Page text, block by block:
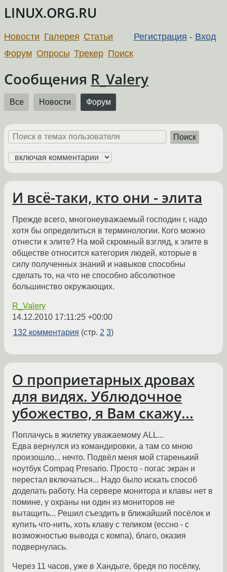
LINUX.ORG.RU
Регистрация - Вход
Новости Галерея Статьи
Форум Опросы Трекер Поиск
Сообщения R_Valery
Все Новости Форум
Поиск
И всё-таки, кто они - элита
Прежде всего, многонеуважаемый господин r, надо
хотя бы определиться в терминологии. Кого можно
отнести к элите? На мой скромный взгляд, к элите в
обществе относится категория людей, которые в
силу полученных знаний и навыков способны
сделать то, на что не способно абсолютное
большинство окружающих.
R_Valery
14.12.2010 17:11:25 +00:00
132 комментария (стр. 2 3)
О проприетарных дровах
для видях. Ублюдочное
убожество, я Вам скажу...
Поплачусь в жилетку уважаемому ALL...
Едва вернулся из командировки, а там со мною
произошло... нечто. Подвёл меня мой старенький
ноутбук Compaq Presario. Просто - погас экран и
перестал включаться... Надо было искать способ
доделать работу. На сервере монитора и клавы нет в
помине, у охраны ни один из мониторов не
вытащить... Решил съездить в ближайший посёлок и
купить что-нить, хоть клаву с теликом (ессно - с
возможностью вывода с компа), благо, оказия
подвернулась.
Через 11 часов, уже в Хандыге, бредя по посёлку,